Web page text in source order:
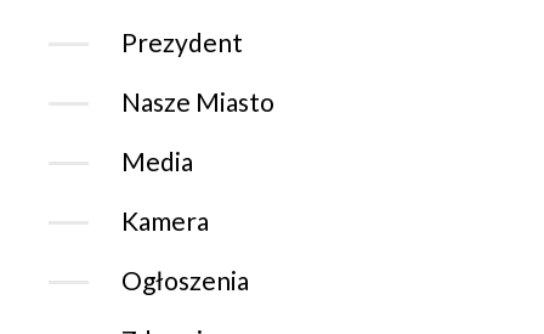
Prezydent
Nasze Miasto
Media
Kamera
Ogłoszenia